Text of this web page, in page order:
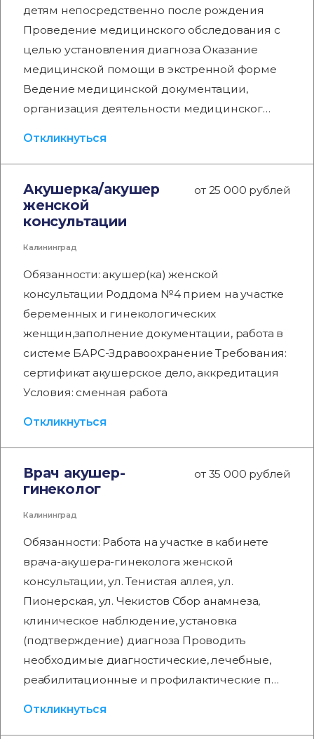
детям непосредственно после рождения
Проведение медицинского обследования с
целью установления диагноза Оказание
медицинской помощи в экстренной форме
Ведение медицинской документации,
организация деятельности медицинског…
Откликнуться
Акушерка/акушер
женской
консультации
от 25 000 рублей
Калининград
Обязанности: акушер(ка) женской
консультации Роддома №4 прием на участке
беременных и гинекологических
женщин,заполнение документации, работа в
системе БАРС-Здравоохранение Требования:
сертификат акушерское дело, аккредитация
Условия: сменная работа
Откликнуться
Врач акушер-
гинеколог
от 35 000 рублей
Калининград
Обязанности: Работа на участке в кабинете
врача-акушера-гинеколога женской
консультации, ул. Тенистая аллея, ул.
Пионерская, ул. Чекистов Сбор анамнеза,
клиническое наблюдение, установка
(подтверждение) диагноза Проводить
необходимые диагностические, лечебные,
реабилитационные и профилактические п…
Откликнуться